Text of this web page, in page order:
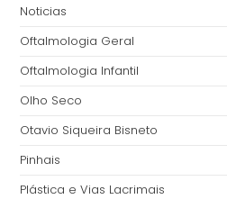
Noticias
Oftalmologia Geral
Oftalmologia Infantil
Olho Seco
Otavio Siqueira Bisneto
Pinhais
Plástica e Vias Lacrimais